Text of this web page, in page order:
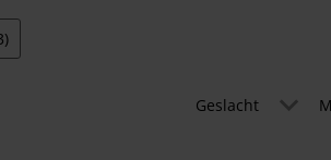
Geslacht